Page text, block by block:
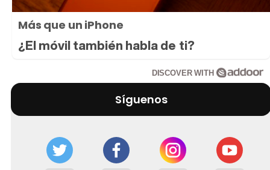
Más que un iPhone
¿El móvil también habla de ti?
DISCOVER WITH
Síguenos